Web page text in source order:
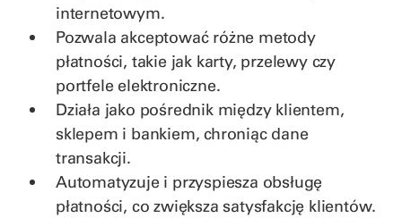
internetowym.
Pozwala akceptować różne metody
płatności, takie jak karty, przelewy czy
portfele elektroniczne.
Działa jako pośrednik między klientem,
sklepem i bankiem, chroniąc dane
transakcji.
Automatyzuje i przyspiesza obsługę
płatności, co zwiększa satysfakcję klientów.